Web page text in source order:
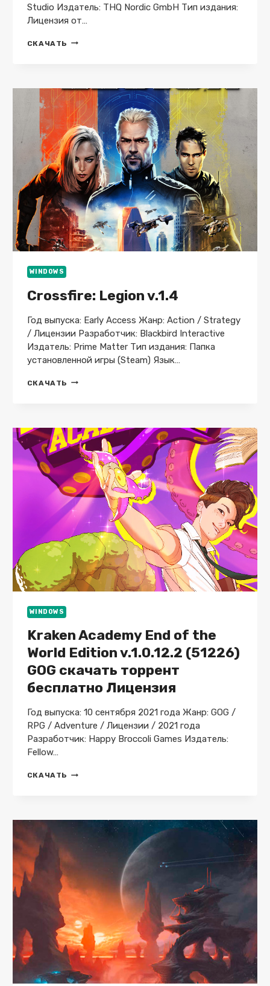
Studio Издатель: THQ Nordic GmbH Тип издания:
Лицензия от…
СКАЧАТЬ REBEL
ТОРРЕНТ
БЕСПЛАТНО
ЛИЦЕНЗИЯ
WINDOWS
Crossfire: Legion v.1.4
Год выпуска: Early Access Жанр: Action / Strategy
/ Лицензии Разработчик: Blackbird Interactive
Издатель: Prime Matter Тип издания: Папка
установленной игры (Steam) Язык…
СКАЧАТЬ CROSSFIRE:
WINDOWS
Kraken Academy End of the
World Edition v.1.0.12.2 (51226)
GOG скачать торрент
бесплатно Лицензия
Год выпуска: 10 сентября 2021 года Жанр: GOG /
RPG / Adventure / Лицензии / 2021 года
Разработчик: Happy Broccoli Games Издатель:
Fellow…
СКАЧАТЬ KRAKEN
WORLD
EDITION
V.1.0.12.2
(51226)
СКАЧАТЬ
ТОРРЕНТ
БЕСПЛАТНО
ЛИЦЕНЗИЯ